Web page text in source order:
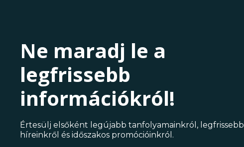
Ne maradj le a
legfrissebb
információkról!
Értesülj elsőként legújabb tanfolyamainkról, legfrissebb
híreinkről és időszakos promócióinkról.